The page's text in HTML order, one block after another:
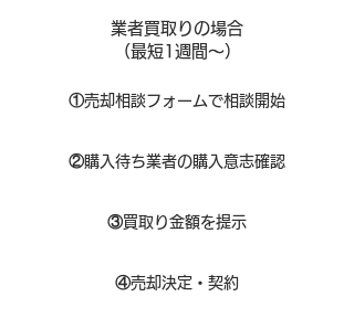
業者買取りの場合
（​最短1週間～）
①​売却相談フォームで相談開始
②購入待ち業者の購入意志確認
③買取り金額を提示
④売却決定・契約